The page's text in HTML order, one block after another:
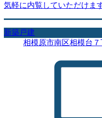
気軽に内覧していただけます
新築戸建
相模原市南区相模台